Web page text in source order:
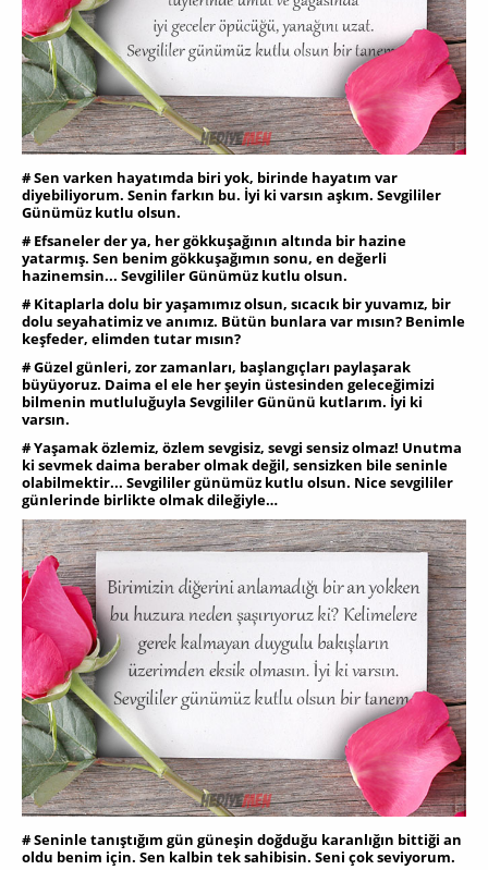
# Sen varken hayatımda biri yok, birinde hayatım var
diyebiliyorum. Senin farkın bu. İyi ki varsın aşkım. Sevgililer
Günümüz kutlu olsun.
# Efsaneler der ya, her gökkuşağının altında bir hazine
yatarmış. Sen benim gökkuşağımın sonu, en değerli
hazinemsin... Sevgililer Günümüz kutlu olsun.
# Kitaplarla dolu bir yaşamımız olsun, sıcacık bir yuvamız, bir
dolu seyahatimiz ve anımız. Bütün bunlara var mısın? Benimle
keşfeder, elimden tutar mısın?
# Güzel günleri, zor zamanları, başlangıçları paylaşarak
büyüyoruz. Daima el ele her şeyin üstesinden geleceğimizi
bilmenin mutluluğuyla Sevgililer Gününü kutlarım. İyi ki
varsın.
# Yaşamak özlemiz, özlem sevgisiz, sevgi sensiz olmaz! Unutma
ki sevmek daima beraber olmak değil, sensizken bile seninle
olabilmektir... Sevgililer günümüz kutlu olsun. Nice sevgililer
günlerinde birlikte olmak dileğiyle…
# Seninle tanıştığım gün güneşin doğduğu karanlığın bittiği an
oldu benim için. Sen kalbin tek sahibisin. Seni çok seviyorum.